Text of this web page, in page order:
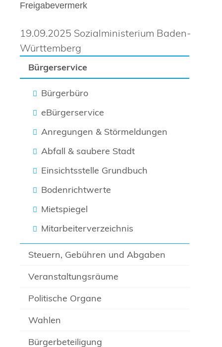
Bürgerservice
Bürgerbüro
eBürgerservice
Anregungen & Störmeldungen
Abfall & saubere Stadt
Einsichtsstelle Grundbuch
Bodenrichtwerte
Mietspiegel
Mitarbeiterverzeichnis
Steuern, Gebühren und Abgaben
Veranstaltungsräume
Politische Organe
Wahlen
Bürgerbeteiligung
Freigabevermerk
19.09.2025 Sozialministerium Baden-
Württemberg